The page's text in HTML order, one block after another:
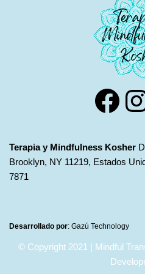
Terapia y Mindfulness Kosher
Brooklyn, NY 11219, Estados
7871
Desarrollado por: Gazú Technology
© Copyright 2021 | Mindful